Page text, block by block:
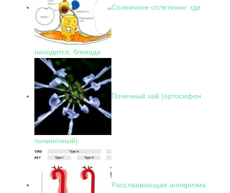
Солнечное сплетение: где
находится, блокада
Почечный чай (ортосифон
тычиночный)
Расслаивающая аневризма